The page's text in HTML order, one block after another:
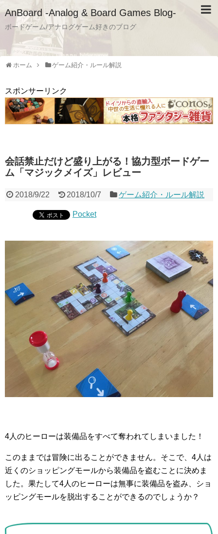
AnBoard -Analog & Board Games Blog-
ボードゲーム/アナログゲーム好きのブログ
ホーム ゲーム紹介・ルール解説
スポンサーリンク
会話禁止だけど盛り上がる！協力型ボードゲー
ム「マジックメイズ」レビュー
2018/9/22 2018/10/7 ゲーム紹介・ルール解説
Pocket
4人のヒーローは装備品をすべて奪われてしまいました！
このままでは冒険に出ることができません。そこで、4人は
近くのショッピングモールから装備品を盗むことに決めま
した。果たして4人のヒーローは無事に装備品を盗み、ショ
ッピングモールを脱出することができるのでしょうか？